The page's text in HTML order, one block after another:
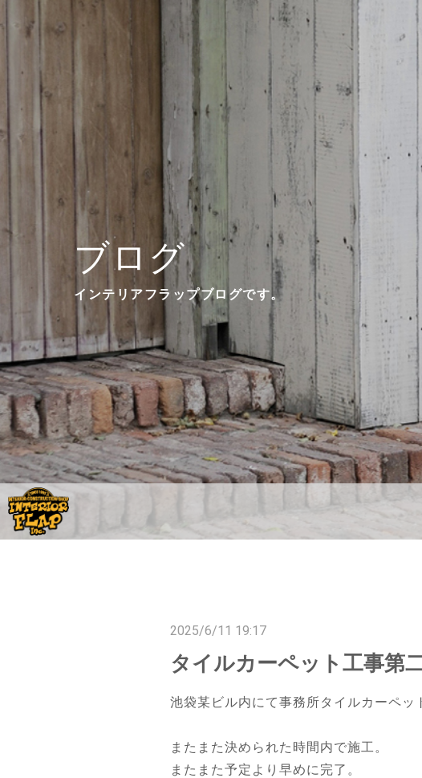
ブログ
インテリアフラップブログです。
2025/6/11 19:17
タイルカーペット工事第
池袋某ビル内にて事務所タイルカーペッ
またまた決められた時間内で施工。
またまた予定より早めに完了。